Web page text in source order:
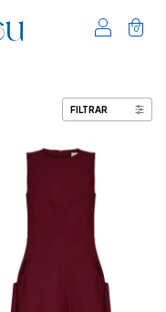
0
FILTRAR